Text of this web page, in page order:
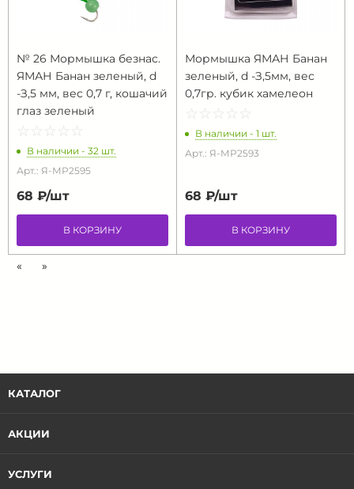
№ 26 Мормышка безнас.
ЯМАН Банан зеленый, d
-З,5 мм, вес 0,7 г, кошачий
глаз зеленый
☆ ☆ ☆ ☆ ☆
★ ★ ★ ★ ★
В наличии - 32 шт.
Арт.: Я-МР2595
68 ₽/шт
В КОРЗИНУ
Мормышка ЯМАН Банан
зеленый, d -З,5мм, вес
0,7гр. кубик хамелеон
☆ ☆ ☆ ☆ ☆
★ ★ ★ ★ ★
В наличии - 1 шт.
Арт.: Я-МР2593
68 ₽/шт
В КОРЗИНУ
« »
КАТАЛОГ
АКЦИИ
УСЛУГИ